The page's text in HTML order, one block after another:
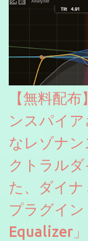
【無料配
ンスパイ
なレゾナ
クトラル
た、ダイ
プラグイ
Equalizer